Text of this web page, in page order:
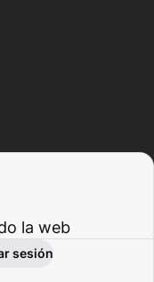
la web
sesión